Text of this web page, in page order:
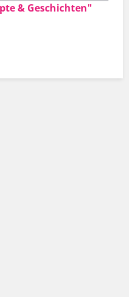
& Geschichten"